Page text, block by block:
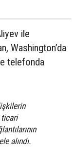
ile
Washington’da
telefonda
alındı.